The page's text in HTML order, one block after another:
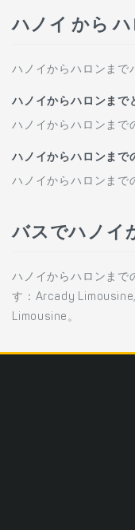
ハノイ から
ハノイからハロンまで
ハノイからハロンまで
ハノイからハロンまで
ハノイからハロンまで
ハノイからハロンまで
バスでハノイ
ハノイからハロンまで
す：Arcady
Limousine。